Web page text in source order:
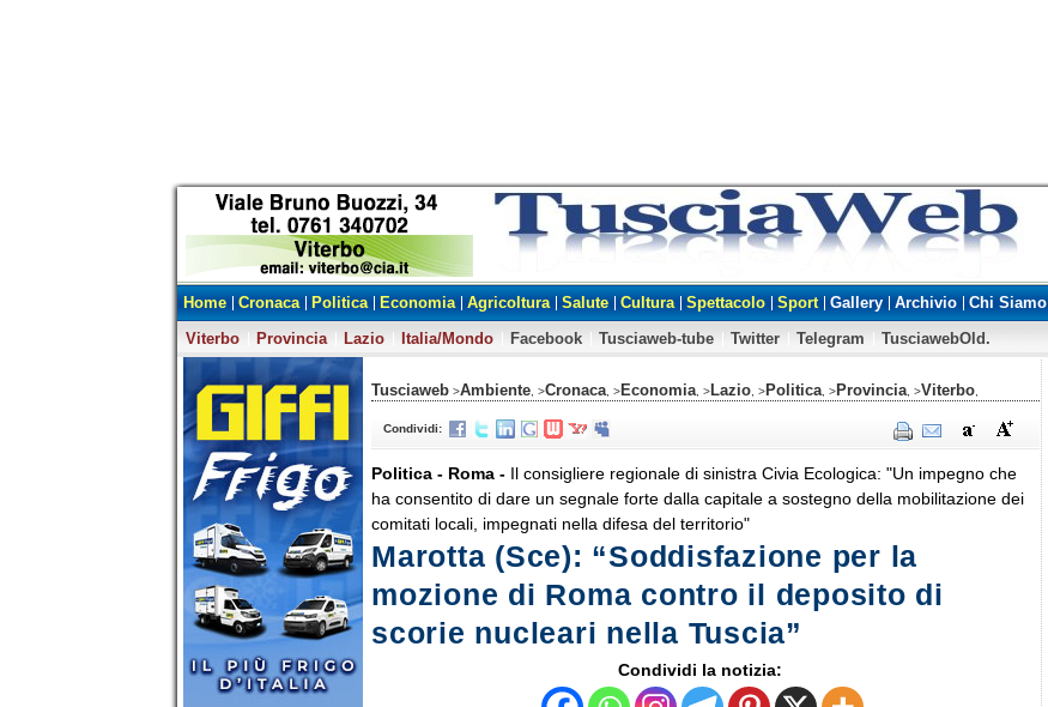
Home Cronaca Politica Economia Agricoltura Salute Cultura Spettacolo Sport Gallery Archivio
Chi Siamo
Viterbo
Provincia Lazio Italia/Mondo Facebook Tusciaweb-tube Twitter Telegram TusciawebOld.
Tusciaweb >Ambiente , >Cronaca , >Economia , >Lazio , >Politica , >Provincia , >Viterbo
Condividi:
Politica - Roma - Il consigliere regionale di sinistra Civia Ecologica: "Un impegno che
ha consentito di dare un segnale forte dalla capitale a sostegno della mobilitazione dei
comitati locali, impegnati nella difesa del territorio"
Marotta (Sce): “Soddisfazione per la
mozione di Roma contro il deposito di
scorie nucleari nella Tuscia”
Condividi la notizia: